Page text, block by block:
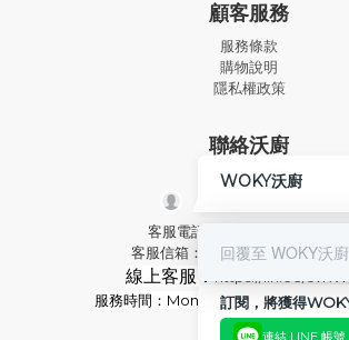
顧客服務
服務條款
購物說明
隱私權政策
聯絡沃廚
客服電話：02-2592-2921 分機9
客服信箱：
線上客服：
服務時間：Mon-Fri09:00-13:00 /
連結 LINE 帳號
WOKY沃廚
回覆至 WOKY沃廚